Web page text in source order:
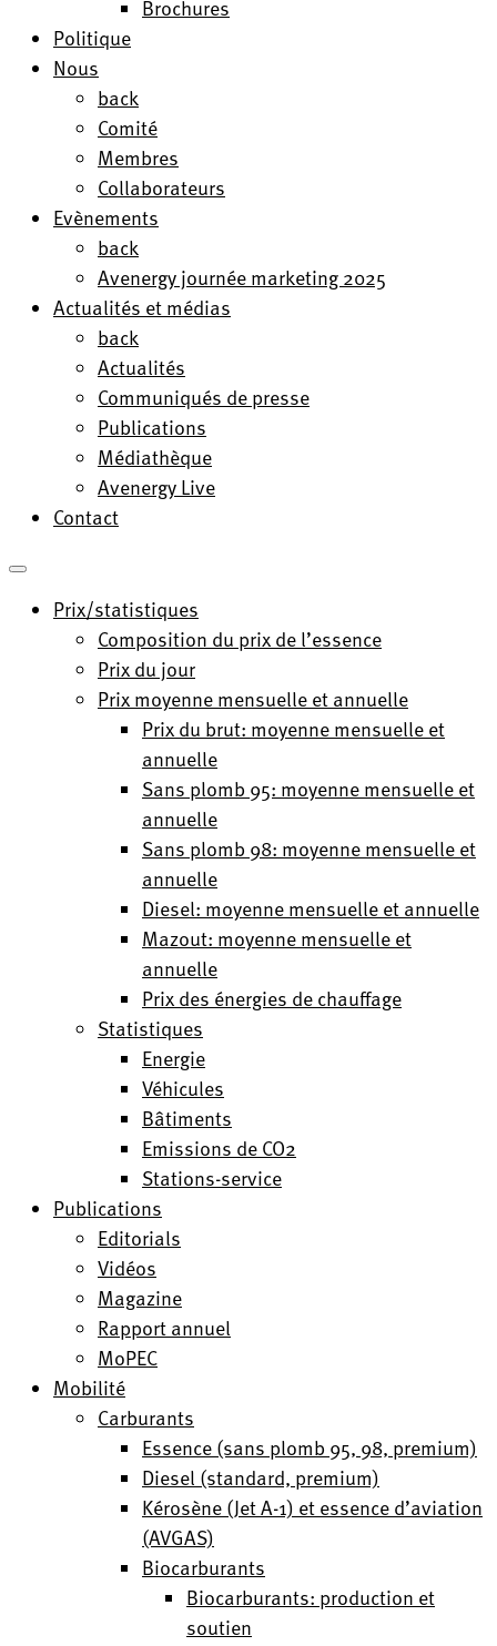
Brochures
Politique
Nous
back
Comité
Membres
Collaborateurs
Evènements
back
Avenergy journée marketing 2025
Actualités et médias
back
Actualités
Communiqués de presse
Publications
Médiathèque
Avenergy Live
Contact
Prix/statistiques
Composition du prix de l’essence
Prix du jour
Prix moyenne mensuelle et annuelle
Prix du brut: moyenne mensuelle et
annuelle
Sans plomb 95: moyenne mensuelle et
annuelle
Sans plomb 98: moyenne mensuelle et
annuelle
Diesel: moyenne mensuelle et annuelle
Mazout: moyenne mensuelle et
annuelle
Prix des énergies de chauffage
Statistiques
Energie
Véhicules
Bâtiments
Emissions de CO2
Stations-service
Publications
Editorials
Vidéos
Magazine
Rapport annuel
MoPEC
Mobilité
Carburants
Essence (sans plomb 95, 98, premium)
Diesel (standard, premium)
Kérosène (Jet A-1) et essence d’aviation
(AVGAS)
Biocarburants
Biocarburants: production et
soutien